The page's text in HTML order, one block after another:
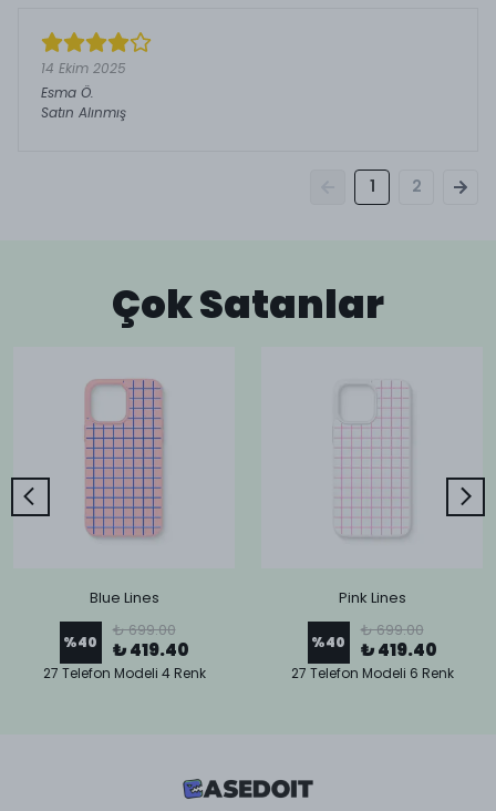
14 Ekim 2025
Esma Ö.
Satın Alınmış
1 2
Çok Satanlar
Blue Lines
%40
₺ 699.00
₺ 419.40
27 Telefon Modeli 4 Renk
Pink Lines
%40
₺ 699.00
₺ 419.40
27 Telefon Modeli 6 Renk